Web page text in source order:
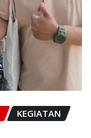
KEGIATAN